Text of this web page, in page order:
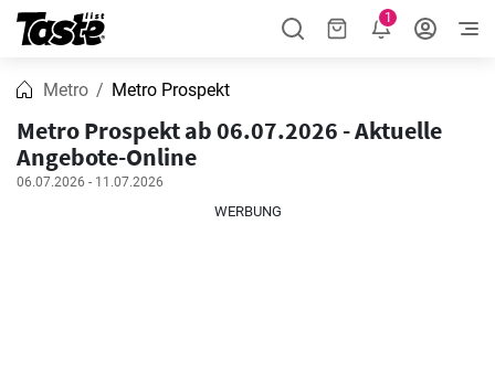
1
Metro Metro Prospekt
Metro Prospekt ab 06.07.2026 - Aktuelle
Angebote-Online
06.07.2026 - 11.07.2026
WERBUNG